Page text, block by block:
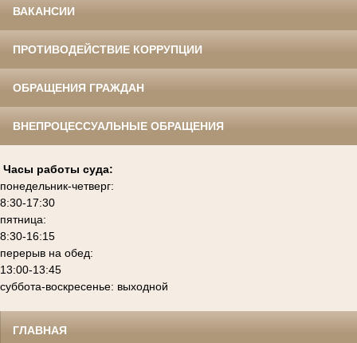
ВАКАНСИИ
ПРОТИВОДЕЙСТВИЕ КОРРУПЦИИ
ОБРАЩЕНИЯ ГРАЖДАН
ВНЕПРОЦЕССУАЛЬНЫЕ ОБРАЩЕНИЯ
Часы работы суда:
понедельник-четверг:
8:30-17:30
пятница:
8:30-16:15
перерыв на обед:
13:00-13:45
суббота-воскресенье: выходной
ГЛАВНАЯ